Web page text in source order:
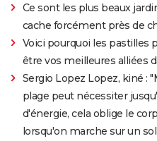
Ce sont les plus beaux
cache forcément près de
Voici pourquoi les pastilles
être vos meilleures alliées
Sergio Lopez Lopez, kiné :
plage peut nécessiter
d'énergie, cela oblige le
lorsqu'on marche sur un